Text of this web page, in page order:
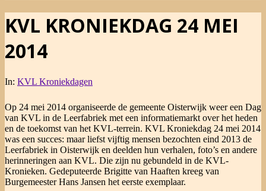
KVL KRONIEKDAG 24 MEI
2014
In: KVL Kroniekdagen
Op 24 mei 2014 organiseerde de gemeente Oisterwijk weer een Dag
van KVL in de Leerfabriek met een informatiemarkt over het heden
en de toekomst van het KVL-terrein. KVL Kroniekdag 24 mei 2014
was een succes: maar liefst vijftig mensen bezochten eind 2013 de
Leerfabriek in Oisterwijk en deelden hun verhalen, foto’s en andere
herinneringen aan KVL. Die zijn nu gebundeld in de KVL-
Kronieken. Gedeputeerde Brigitte van Haaften kreeg van
Burgemeester Hans Jansen het eerste exemplaar.